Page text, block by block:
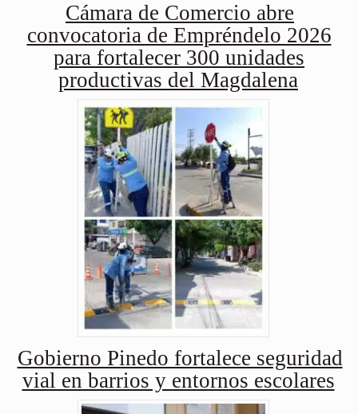
Cámara de Comercio abre
convocatoria de Empréndelo 2026
para fortalecer 300 unidades
productivas del Magdalena
Gobierno Pinedo fortalece seguridad
vial en barrios y entornos escolares